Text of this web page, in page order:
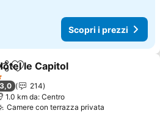
Scopri i prezzi
Aggiungi ai preferiti
le Capitol
Stelle
3,0
214
1.0 km da: Centro
Camere con terrazza privata